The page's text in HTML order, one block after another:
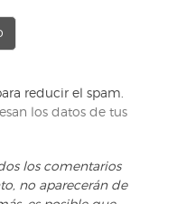
reducir el spam.
los datos de tus
los comentarios
no aparecerán de